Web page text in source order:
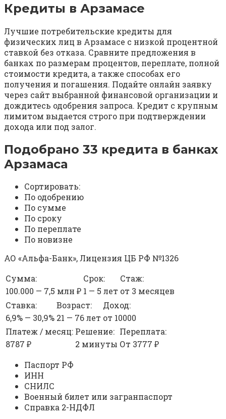
Кредиты в Арзамасе
Лучшие потребительские кредиты для
физических лиц в Арзамасе с низкой процентной
ставкой без отказа. Сравните предложения в
банках по размерам процентов, переплате, полной
стоимости кредита, а также способах его
получения и погашения. Подайте онлайн заявку
через сайт выбранной финансовой организации и
дождитесь одобрения запроса. Кредит с крупным
лимитом выдается строго при подтверждении
дохода или под залог.
Подобрано 33 кредита в банках
Арзамаса
Сортировать:
По одобрению
По сумме
По сроку
По переплате
По новизне
АО «Альфа-Банк», Лицензия ЦБ РФ №1326
Сумма:
Срок:
Стаж:
100.000 — 7,5 млн ₽ 1 — 5 лет от 3 месяцев
Ставка:
Возраст:
Доход:
6,9% — 30,9% 21 — 76 лет от 10000
Платеж / месяц: Решение: Переплата:
8787 ₽
2 минуты От 3777 ₽
Паспорт РФ
ИНН
СНИЛС
Военный билет или загранпаспорт
Справка 2-НДФЛ